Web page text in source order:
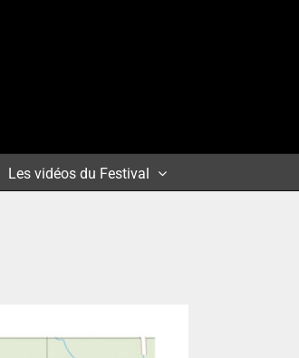
Les vidéos du Festival